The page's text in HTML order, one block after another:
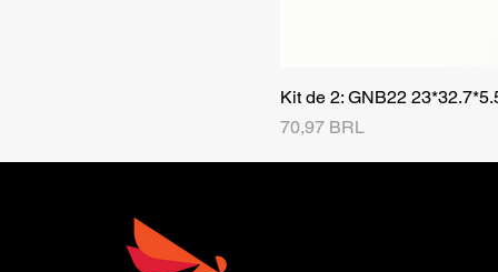
Kit de 2: GNB22
Precio
70,97 BRL